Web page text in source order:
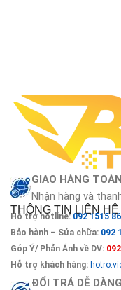
GIAO HÀNG
Nhận hàng và
THÔNG TIN LIÊN HỆ
Hỗ trợ hotline: 092 1515
Bảo hành – Sửa chữa: 092
Góp Ý/ Phản Ánh về DV:
Hỗ trợ khách hàng:
ĐỔI TRẢ DỄ DÀNG